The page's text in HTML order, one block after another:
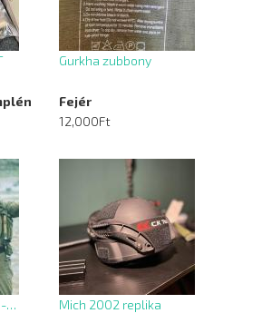
Gurkha zubbony
Fejér
12,000Ft
… Mich 2002 replika